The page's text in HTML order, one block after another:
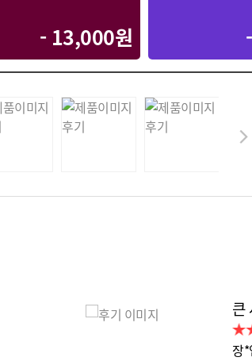
- 13,000원
큰
장